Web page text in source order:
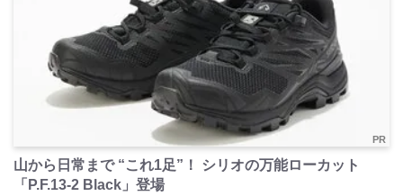
PR
山から日常まで “これ1足”！ シリオの万能ローカット
「P.F.13-2 Black」登場